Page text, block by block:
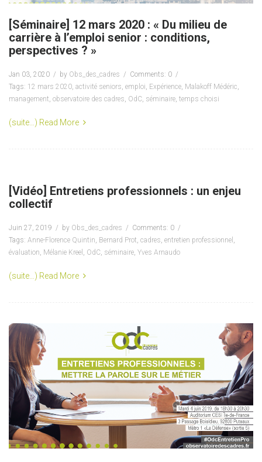
[Séminaire] 12 mars 2020 : « Du milieu de
carrière à l’emploi senior : conditions,
perspectives ? »
Jan 03, 2020 by Obs_des_cadres
Comments: 0
Tags: 12 mars 2020 activité seniors emploi Expérience Malakoff Médéric
management observatoire des cadres OdC séminaire temps choisi
(suite…) Read More
[Vidéo] Entretiens professionnels : un enjeu
collectif
Juin 27, 2019 by Obs_des_cadres
Comments: 0
Tags: Anne-Florence Quintin Bernard Prot cadres entretien professionnel
évaluation Mélanie Kreel OdC séminaire Yves Arnaudo
(suite…) Read More